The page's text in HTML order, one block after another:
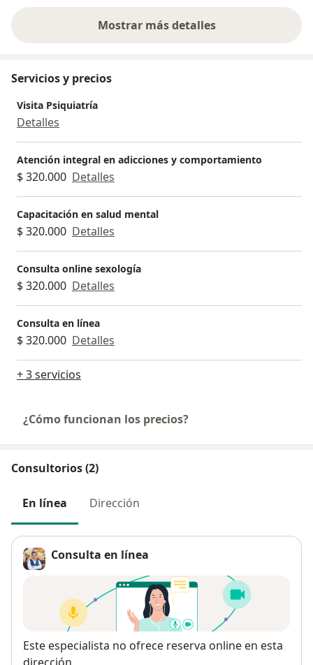
Mostrar más detalles
sobre la experiencia
Servicios y precios
Visita Psiquiatría
Detalles
Atención integral en adicciones y comportamiento
$ 320.000 Detalles
Capacitación en salud mental
$ 320.000 Detalles
Consulta online sexología
$ 320.000 Detalles
Consulta en línea
$ 320.000 Detalles
+ 3 servicios
¿Cómo funcionan los precios?
Consultorios (2)
En línea Dirección
Consulta en línea
Disponibilidad
Este especialista no ofrece reserva online en esta